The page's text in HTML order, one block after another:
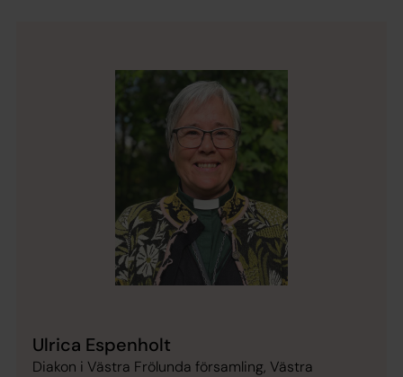
Ulrica Espenholt
Diakon i Västra Frölunda församling, Västra